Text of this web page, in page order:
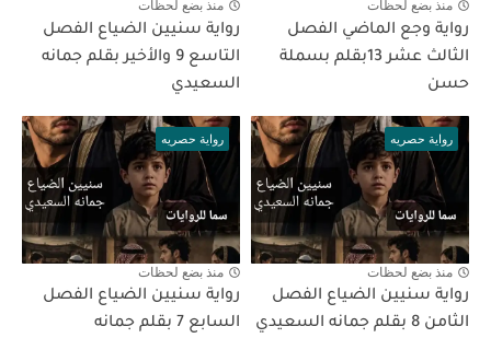
منذ بضع لحظات
رواية وجع الماضي الفصل
الثالث عشر 13بقلم بسملة
حسن
منذ بضع لحظات
رواية سنيين الضياع الفصل
التاسع 9 والأخير بقلم جمانه
السعيدي
رواية حصريه
منذ بضع لحظات
رواية سنيين الضياع الفصل
الثامن 8 بقلم جمانه السعيدي
رواية حصريه
منذ بضع لحظات
رواية سنيين الضياع الفصل
السابع 7 بقلم جمانه